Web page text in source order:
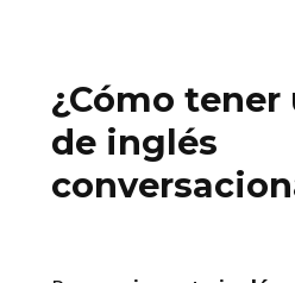
¿Cómo tener
de inglés